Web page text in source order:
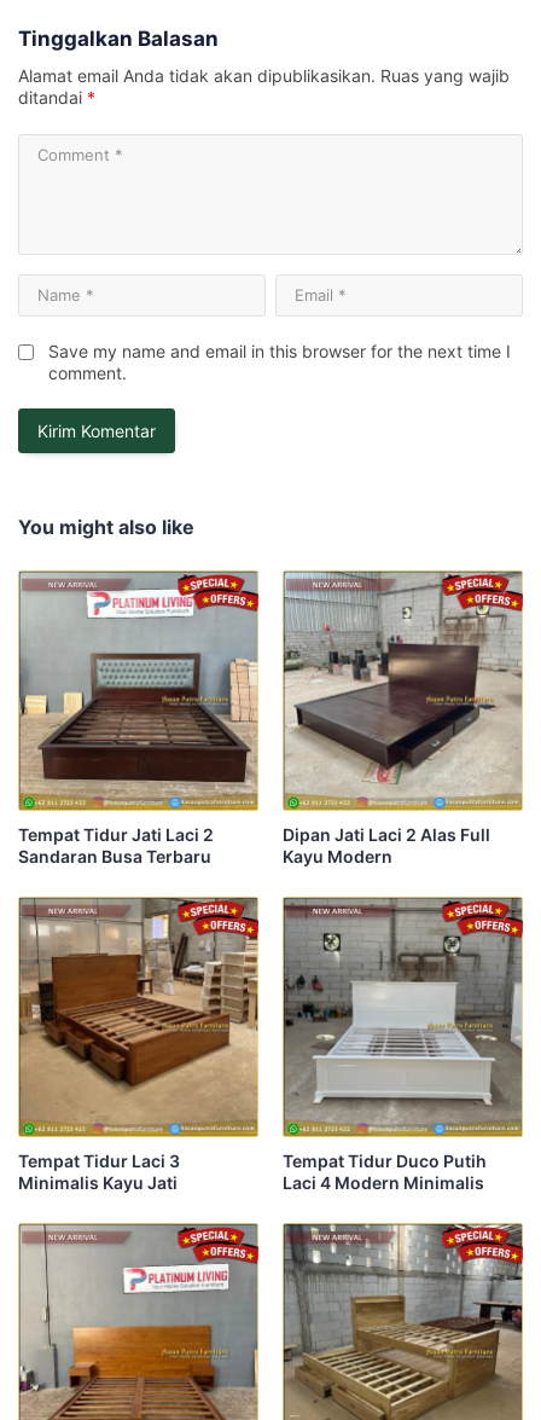
Tinggalkan Balasan
Alamat email Anda tidak akan dipublikasikan. Ruas yang wajib
ditandai *
Save my name and email in this browser for the next time I
comment.
You might also like
Tempat Tidur Jati Laci 2
Sandaran Busa Terbaru
Dipan Jati Laci 2 Alas Full
Kayu Modern
Tempat Tidur Laci 3
Minimalis Kayu Jati
Tempat Tidur Duco Putih
Laci 4 Modern Minimalis